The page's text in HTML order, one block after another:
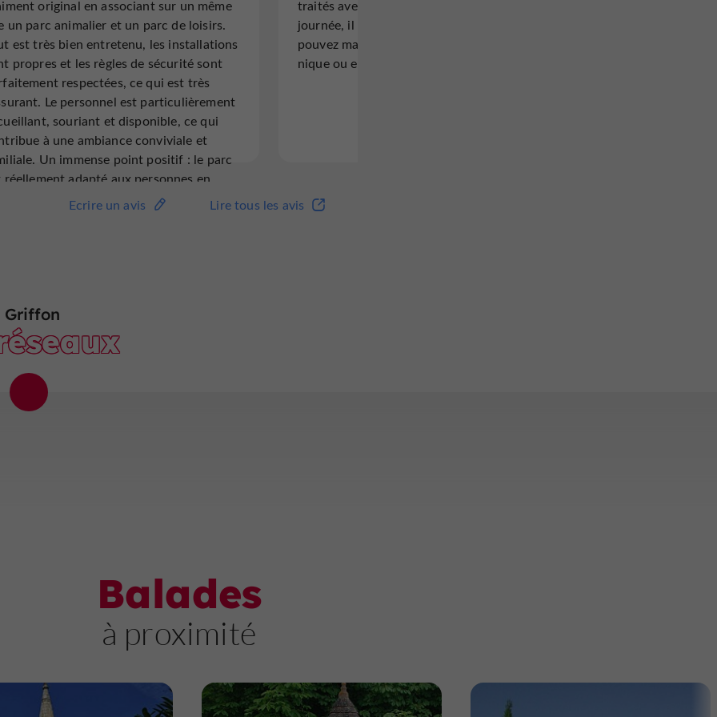
original en associant sur un même
un parc animalier et un parc de loisirs.
est très bien entretenu, les installations
propres et les règles de sécurité sont
respectées, ce qui est très
Le personnel est particulièrement
souriant et disponible, ce qui
à une ambiance conviviale et
Un immense point positif : le parc
réellement adapté aux personnes en
de handicap. Ma fille, qui présente
Le seul petit bémol concerne
portions du parcours où les gros
rendent les déplacements en
un peu plus compliqués. Nous avons
déjeuné au snack, et ce fut une
surprise. Nous avons choisi une
traités avec amour. Vous pouvez y passer la
journée, il y a des aires de jeux et vous
pouvez manger sur place avec votre pick
nique ou en achetant sur place .🥰
Lire tous les avis
Ecrire un avis
activités pour un prix raisonnable
€ pour la journée). Le snack ne matraque
les clients avec des tarifs exorbitants !
Lire l'avis complet
11 ans; même pour les adultes d'ailleurs.
Entre les jeux d'eau, le karting, les animaux,
le tubing etc. La journée fut vraiment bien
remplie et très sympa...
Lire tous les avis
Ecrire un avis
Griffon
Balades
à proximité